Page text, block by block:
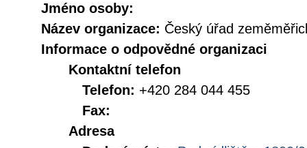
Jméno osoby:
Název organizace: Český úřad
Informace o odpovědné organizaci
Kontaktní telefon
Telefon: +420 284 044 455
Fax:
Adresa